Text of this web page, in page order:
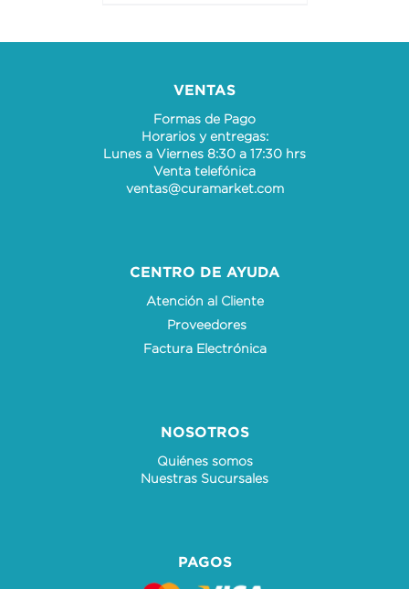
VENTAS
Formas de Pago
Horarios y entregas:
Lunes a Viernes 8:30 a 17:30 hrs
Venta telefónica
ventas@curamarket.com
CENTRO DE AYUDA
Atención al Cliente
Proveedores
Factura Electrónica
NOSOTROS
Quiénes somos
Nuestras Sucursales
PAGOS